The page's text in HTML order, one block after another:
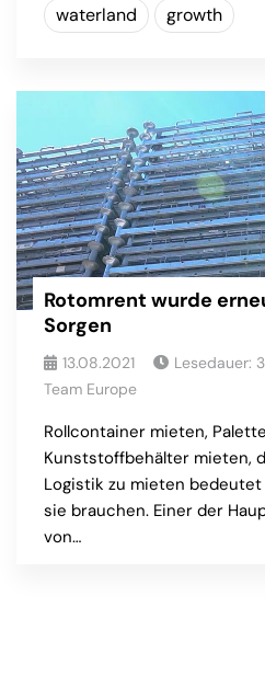
waterland growth
Rotomrent wurde
Sorgen
13.08.2021 Lesedauer: 3
Team Europe
Rollcontainer mieten,
Kunststoffbehälter mieten,
Logistik zu mieten bedeutet
sie brauchen. Einer der
von…